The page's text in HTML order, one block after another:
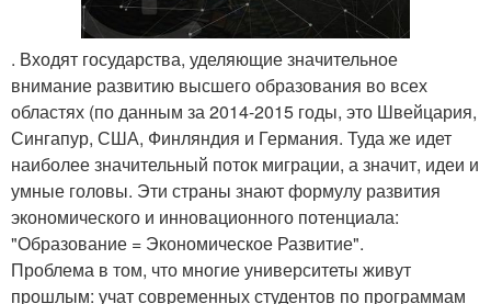
. Входят государства, уделяющие значительное
внимание развитию высшего образования во всех
областях (по данным за 2014-2015 годы, это Швейцария,
Сингапур, США, Финляндия и Германия. Туда же идет
наиболее значительный поток миграции, а значит, идеи и
умные головы. Эти страны знают формулу развития
экономического и инновационного потенциала:
"Образование = Экономическое Развитие".
Проблема в том, что многие университеты живут
прошлым: учат современных студентов по программам